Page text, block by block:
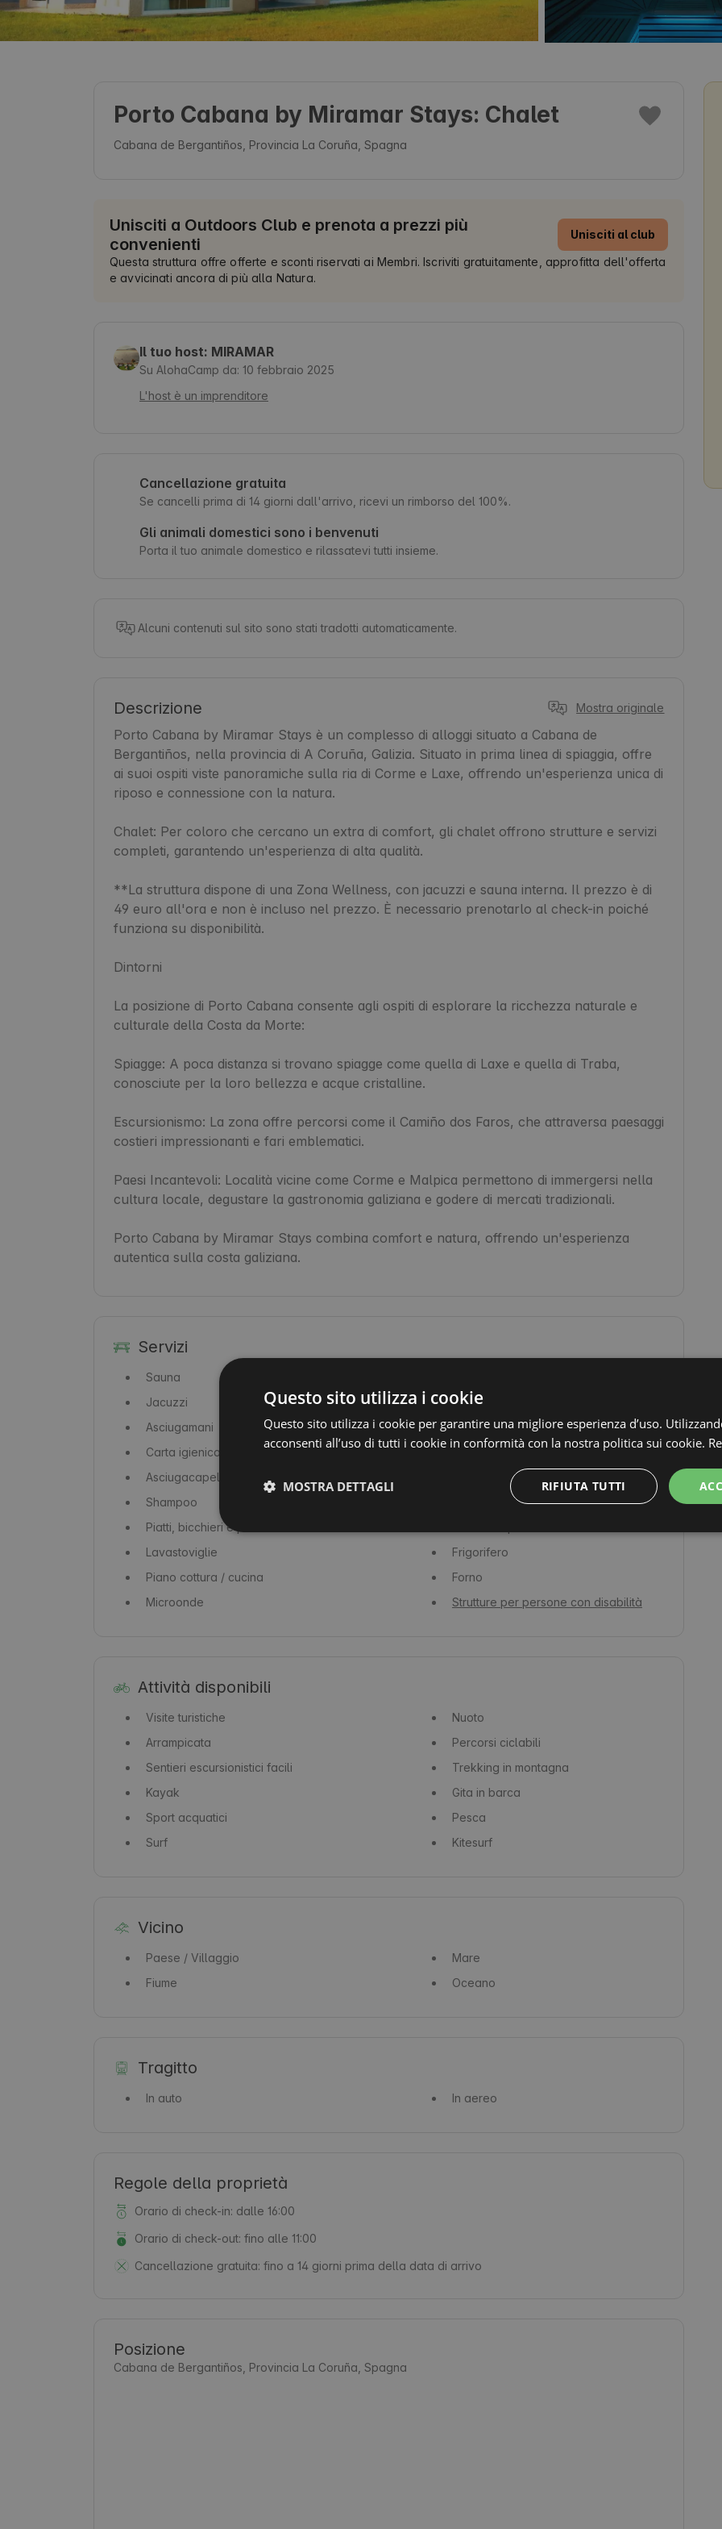
Porto Cabana by Miramar Stays: Chalet
Cabana de Bergantiños, Provincia La Coruña, Spagna
Unisciti a Outdoors Club e prenota a prezzi più
convenienti
Unisciti al club
Questa struttura offre offerte e sconti riservati ai Membri. Iscriviti gratuitamente, approfitta dell'offerta
e avvicinati ancora di più alla Natura.
Il tuo host: MIRAMAR
Su AlohaCamp da: 10 febbraio 2025
L'host è un imprenditore
Cancellazione gratuita
Se cancelli prima di 14 giorni dall'arrivo, ricevi un rimborso del 100%.
Gli animali domestici sono i benvenuti
Porta il tuo animale domestico e rilassatevi tutti insieme.
Alcuni contenuti sul sito sono stati tradotti automaticamente.
Descrizione Mostra originale
Porto Cabana by Miramar Stays è un complesso di alloggi situato a Cabana de
Bergantiños, nella provincia di A Coruña, Galizia. Situato in prima linea di spiaggia, offre
ai suoi ospiti viste panoramiche sulla ria di Corme e Laxe, offrendo un'esperienza unica di
riposo e connessione con la natura.
Chalet: Per coloro che cercano un extra di comfort, gli chalet offrono strutture e servizi
completi, garantendo un'esperienza di alta qualità.
**La struttura dispone di una Zona Wellness, con jacuzzi e sauna interna. Il prezzo è di
49 euro all'ora e non è incluso nel prezzo. È necessario prenotarlo al check-in poiché
funziona su disponibilità.
Dintorni
La posizione di Porto Cabana consente agli ospiti di esplorare la ricchezza naturale e
culturale della Costa da Morte:
Spiagge: A poca distanza si trovano spiagge come quella di Laxe e quella di Traba,
conosciute per la loro bellezza e acque cristalline.
Escursionismo: La zona offre percorsi come il Camiño dos Faros, che attraversa paesaggi
costieri impressionanti e fari emblematici.
Paesi Incantevoli: Località vicine come Corme e Malpica permettono di immergersi nella
cultura locale, degustare la gastronomia galiziana e godere di mercati tradizionali.
Porto Cabana by Miramar Stays combina comfort e natura, offrendo un'esperienza
autentica sulla costa galiziana.
Servizi
Sauna
Jacuzzi
Piscina
Asciugamani
Biancheria da letto
Carta igienica
Aria condizionata
Asciugacapelli
Shampoo
Macchina del caffè / caffettiera
Piatti, bicchieri e posate
Lavastoviglie
Frigorifero
Piano cottura / cucina
Forno
Microonde
Strutture per persone con disabilità
Attività disponibili
Visite turistiche
Nuoto
Arrampicata
Percorsi ciclabili
Sentieri escursionistici facili
Trekking in montagna
Kayak
Gita in barca
Sport acquatici
Pesca
Surf
Kitesurf
Vicino
Paese / Villaggio
Mare
Fiume
Oceano
Tragitto
In auto In aereo
Regole della proprietà
Orario di check-in: dalle 16:00
Orario di check-out: fino alle 11:00
Cancellazione gratuita: fino a 14 giorni prima della data di arrivo
Posizione
Cabana de Bergantiños, Provincia La Coruña, Spagna
Questo sito utilizza i cookie
Questo sito utilizza i cookie per garantire una migliore esperienza d’uso.
acconsenti all’uso di tutti i cookie in conformità con la nostra politica sui cookie.
RIFIUTA TUTTI
MOSTRA DETTAGLI